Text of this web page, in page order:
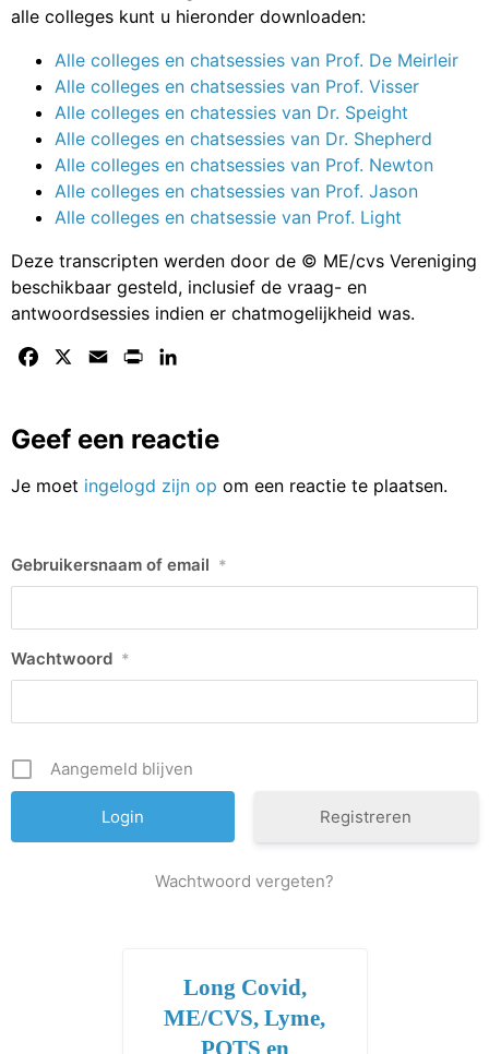
alle colleges kunt u hieronder downloaden:
Alle colleges en chatsessies van Prof. De Meirleir
Alle colleges en chatsessies van Prof. Visser
Alle colleges en chatessies van Dr. Speight
Alle colleges en chatsessies van Dr. Shepherd
Alle colleges en chatsessies van Prof. Newton
Alle colleges en chatsessies van Prof. Jason
Alle colleges en chatsessie van Prof. Light
Deze transcripten werden door de © ME/cvs Vereniging
beschikbaar gesteld, inclusief de vraag- en
antwoordsessies indien er chatmogelijkheid was.
Facebook Email Print
Geef een reactie
Je moet ingelogd zijn op om een reactie te plaatsen.
Gebruikersnaam of email *
Wachtwoord *
Aangemeld blijven
Registreren
Wachtwoord vergeten?
Long Covid,
ME/CVS, Lyme,
POTS en